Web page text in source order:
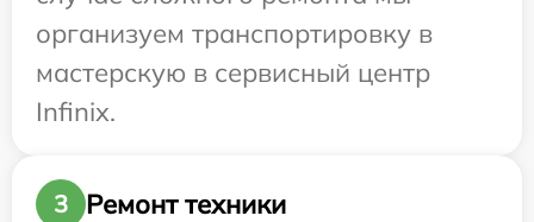
организуем транспортировку в
мастерскую в сервисный центр
Infinix.
3
Ремонт техники